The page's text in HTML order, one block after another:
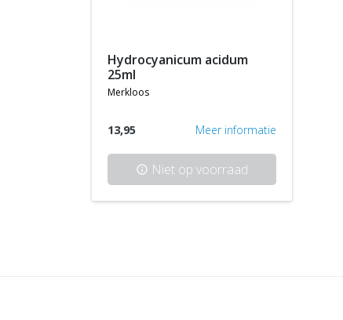
hydrocyanicum acidum
25ml
merkloos
13,95 Meer informatie
info Niet op voorraad